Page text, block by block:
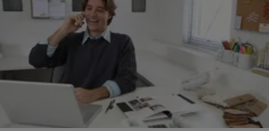
inclusione
Costume
spettacoli